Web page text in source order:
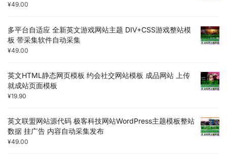
¥49.00
多平台自适应 全新英文游戏网站主题 DIV+CSS游戏整站模
板 带采集软件自动采集
¥49.00
英文HTML静态网页模板 约会社交网站模板 成品网站 上传
就成站页面模板
¥19.90
英文联盟网站源代码 极客科技网站WordPress主题模板整站
数据 挂广告 内容自动采集发布
¥49.00